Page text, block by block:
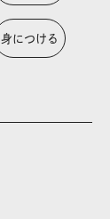
身につける